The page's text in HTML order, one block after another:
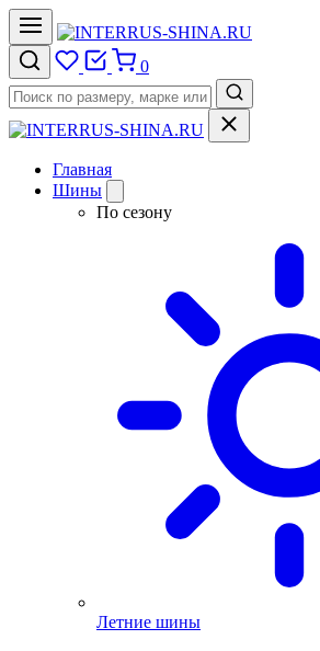
0
Главная
Шины
По сезону
Летние шины